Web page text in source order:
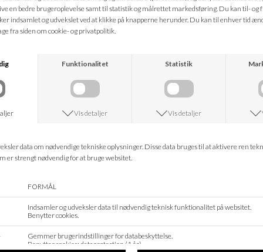
MOS MOSH
URBAN CHIC MMLENA FLORO DRESS
DKK 1.399,95 DKK 839,98
FRAU
MOREL BARI VISCOSE DRESS
CHAMBRAY BLUE FQABY-DRESS
DKK 398,95 DKK 899,95